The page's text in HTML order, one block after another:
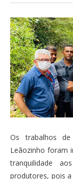
Os trabalhos
Leãozinho foram
tranquilidade
produtores, pois